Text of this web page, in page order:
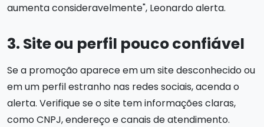
aumenta consideravelmente", Leonardo alerta.
3. Site ou perfil pouco confiável
Se a promoção aparece em um site desconhecido ou
em um perfil estranho nas redes sociais, acenda o
alerta. Verifique se o site tem informações claras,
como CNPJ, endereço e canais de atendimento.